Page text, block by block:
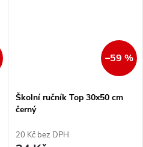
–59 %
Školní ručník Top 30x50 cm
černý
20 Kč bez DPH